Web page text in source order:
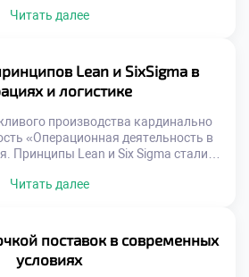
Логистика является главным
звеньев. Ошибка на
доставке разрушают репутацию
сотрудников […]
Читать далее
Lean и SixSigma в
и логистике
производства кардинально
«Операционная деятельность в
Принципы Lean и Six Sigma стали
потери там, где другие видят
владеть этим инструментарием
непрерывного улучшения
методы управления […]
Читать далее
поставок в современных
условиях